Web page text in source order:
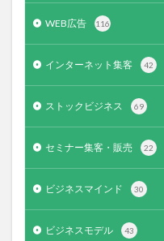
WEB広告 116
インターネット集客 42
ストックビジネス 69
セミナー集客・販売 22
ビジネスマインド 30
ビジネスモデル 43